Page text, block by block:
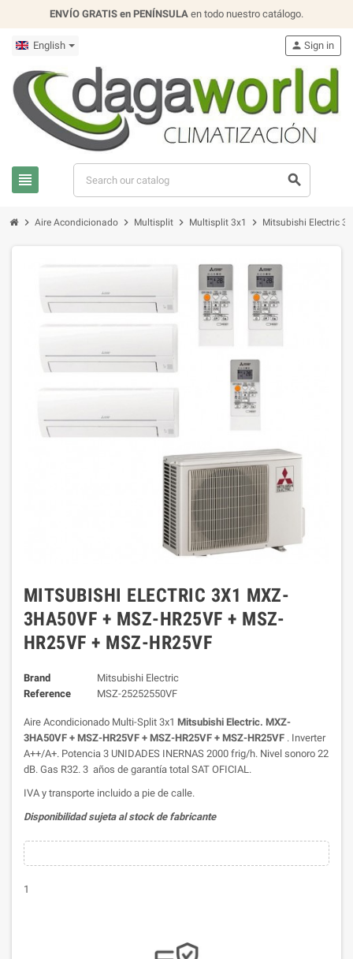
ENVÍO GRATIS en PENÍNSULA en todo nuestro catálogo.
English
view_headline search
person Sign in
chevron_right Aire Acondicionado chevron_right Multisplit chevron_right Multisplit 3x1 chevron_right Mitsubishi Electric
MITSUBISHI ELECTRIC 3X1 MXZ-
3HA50VF + MSZ-HR25VF + MSZ-
HR25VF + MSZ-HR25VF
Brand
Mitsubishi Electric
Reference
MSZ-25252550VF
Aire Acondicionado Multi-Split 3x1 Mitsubishi Electric. MXZ-
3HA50VF + MSZ-HR25VF + MSZ-HR25VF + MSZ-HR25VF . Inverter
A++/A+. Potencia 3 UNIDADES INERNAS 2000 frig/h. Nivel sonoro 22
dB. Gas R32. 3 años de garantía total SAT OFICIAL.
IVA y transporte incluido a pie de calle.
Disponibilidad sujeta al stock de fabricante
1